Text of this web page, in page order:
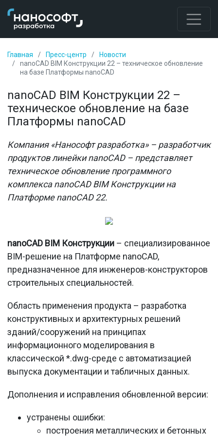
Главная Пресс-центр
Новости
nanoCAD BIM Конструкции 22 – техническое обновление
на базе Платформы nanoCAD
nanoCAD BIM Конструкции 22 –
техническое обновление на базе
Платформы nanoCAD
Компания «Нанософт разработка» – разработчик
продуктов линейки nanoCAD – представляет
техническое обновление программного
комплекса nanoCAD BIM Конструкции на
Платформе nanoCAD 22.
nanoCAD BIM Конструкции – специализированное
BIM-решение на Платформе nanoCAD,
предназначенное для инженеров-конструкторов
строительных специальностей.
Область применения продукта – разработка
конструктивных и архитектурных решений
зданий/сооружений на принципах
информационного моделирования в
классической *.dwg-среде с автоматизацией
выпуска документации и табличных данных.
Дополнения и исправления обновленной версии:
устранены ошибки:
построения металлических и бетонных